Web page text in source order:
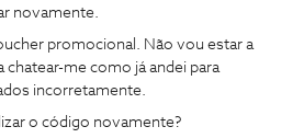
novamente.
promocional. Não vou estar a
chatear-me como já andei para
incorretamente.
o código novamente?